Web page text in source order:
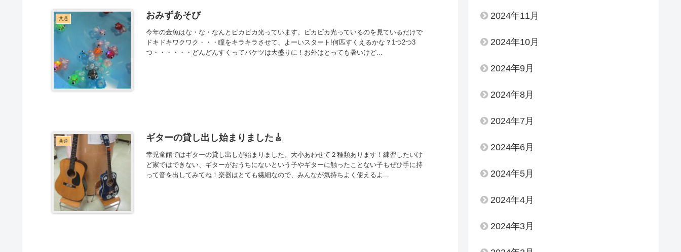
共通 おみずあそび
今年の金魚はな・な・なんとピカピカ光っています。ピカピカ光っているのを見ているだけで
ドキドキワクワク・・・瞳をキラキラさせて、よーいスタート!何匹すくえるかな？1つ2つ3
つ・・・・・・どんどんすくってバケツは大盛りに！お外はとっても暑いけど...
共通 ギターの貸し出し始まりました🎸
幸児童館ではギターの貸し出しが始まりました。大小あわせて２種類あります！練習したいけ
ど家ではできない、ギターがおうちにないという子やギターに触ったことない子もぜひ手に持
って音を出してみてね！楽器はとても繊細なので、みんなが気持ちよく使えるよ...
2024年11月
2024年10月
2024年9月
2024年8月
2024年7月
2024年6月
2024年5月
2024年4月
2024年3月